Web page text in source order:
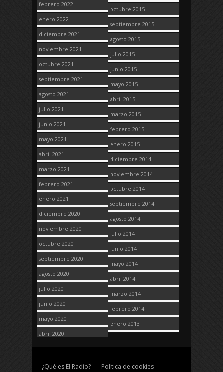
febrero 2022
enero 2022
diciembre 2021
noviembre 2021
octubre 2021
septiembre 2021
agosto 2021
julio 2021
junio 2021
mayo 2021
abril 2021
marzo 2021
febrero 2021
enero 2021
diciembre 2020
noviembre 2020
octubre 2020
septiembre 2020
agosto 2020
julio 2020
junio 2020
mayo 2020
abril 2020
octubre 2015
septiembre 2015
agosto 2015
julio 2015
junio 2015
mayo 2015
abril 2015
marzo 2015
febrero 2015
enero 2015
diciembre 2014
noviembre 2014
octubre 2014
septiembre 2014
agosto 2014
julio 2014
junio 2014
mayo 2014
abril 2014
marzo 2014
febrero 2014
enero 2013
¿Qué es El Radio?
Política de cookies